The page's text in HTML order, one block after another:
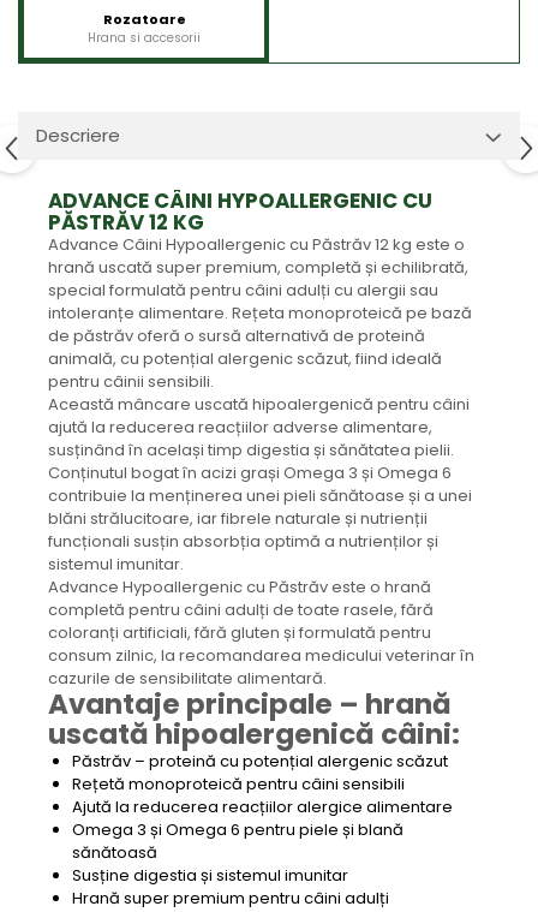
Rozatoare
Hrana si accesorii
Descriere
ADVANCE CÂINI HYPOALLERGENIC CU
PĂSTRĂV 12 KG
Advance Câini Hypoallergenic cu Păstrăv 12 kg este o
hrană uscată super premium, completă și echilibrată,
special formulată pentru câini adulți cu alergii sau
intoleranțe alimentare. Rețeta monoproteică pe bază
de păstrăv oferă o sursă alternativă de proteină
animală, cu potențial alergenic scăzut, fiind ideală
pentru câinii sensibili.
Această mâncare uscată hipoalergenică pentru câini
ajută la reducerea reacțiilor adverse alimentare,
susținând în același timp digestia și sănătatea pielii.
Conținutul bogat în acizi grași Omega 3 și Omega 6
contribuie la menținerea unei pieli sănătoase și a unei
blăni strălucitoare, iar fibrele naturale și nutrienții
funcționali susțin absorbția optimă a nutrienților și
sistemul imunitar.
Advance Hypoallergenic cu Păstrăv este o hrană
completă pentru câini adulți de toate rasele, fără
coloranți artificiali, fără gluten și formulată pentru
consum zilnic, la recomandarea medicului veterinar în
cazurile de sensibilitate alimentară.
Avantaje principale – hrană
uscată hipoalergenică câini:
Păstrăv – proteină cu potențial alergenic scăzut
Rețetă monoproteică pentru câini sensibili
Ajută la reducerea reacțiilor alergice alimentare
Omega 3 și Omega 6 pentru piele și blană
sănătoasă
Susține digestia și sistemul imunitar
Hrană super premium pentru câini adulți